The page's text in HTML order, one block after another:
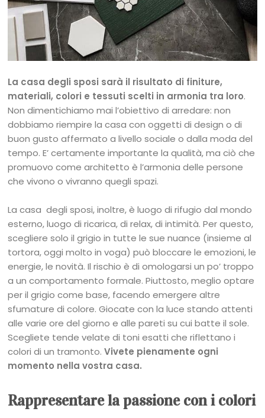
La casa degli sposi sarà il risultato di finiture,
materiali, colori e tessuti scelti in armonia tra loro.
Non dimentichiamo mai l’obiettivo di arredare: non
dobbiamo riempire la casa con oggetti di design o di
buon gusto affermato a livello sociale o dalla moda del
tempo. E’ certamente importante la qualità, ma ciò che
promuovo come architetto è l’armonia delle persone
che vivono o vivranno quegli spazi.
La casa degli sposi, inoltre, è luogo di rifugio dal mondo
esterno, luogo di ricarica, di relax, di intimità. Per questo,
scegliere solo il grigio in tutte le sue nuance (insieme al
tortora, oggi molto in voga) può bloccare le emozioni, le
energie, le novità. Il rischio è di omologarsi un po’ troppo
a un comportamento formale. Piuttosto, meglio optare
per il grigio come base, facendo emergere altre
sfumature di colore. Giocate con la luce stando attenti
alle varie ore del giorno e alle pareti su cui batte il sole.
Scegliete tende velate di toni esatti che riflettano i
colori di un tramonto. Vivete pienamente ogni
momento nella vostra casa.
Rappresentare la passione con i colori